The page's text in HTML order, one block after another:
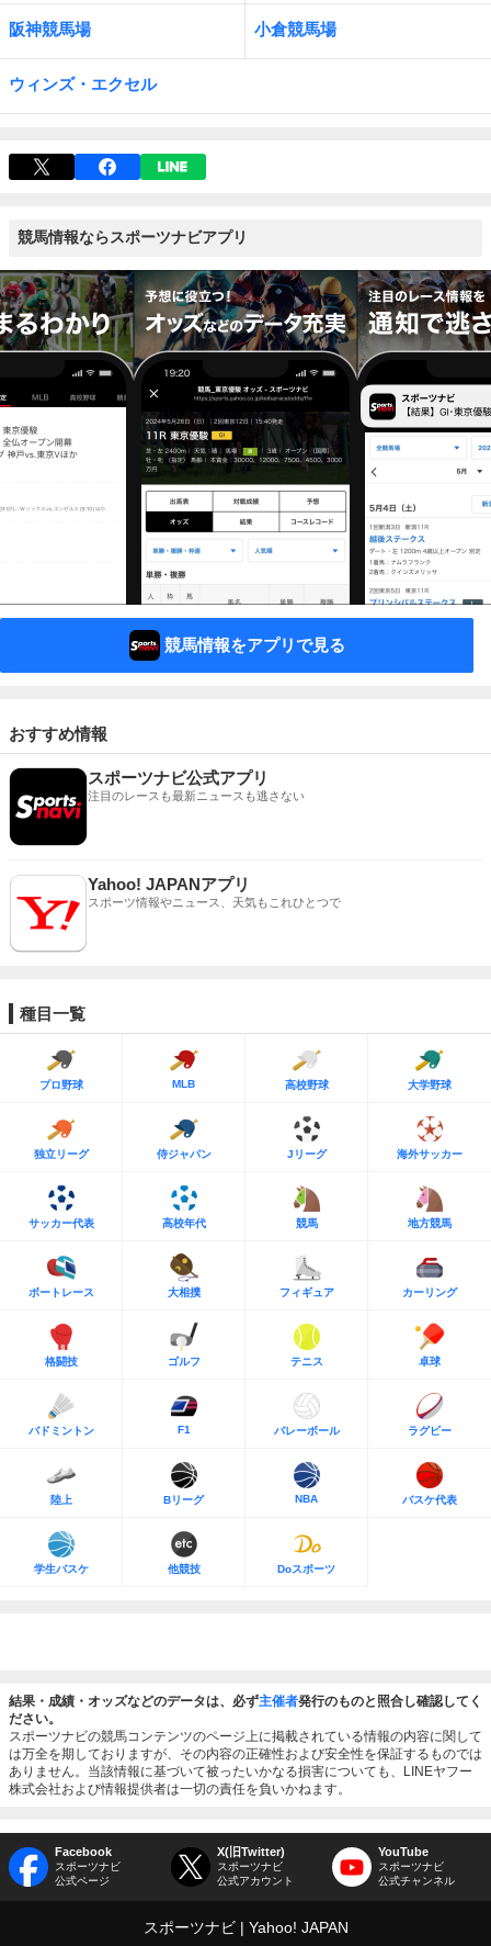
阪神競馬場 小倉競馬場
ウィンズ・エクセル
競馬情報ならスポーツナビアプリ
競馬情報をアプリで見る
おすすめ情報
スポーツナビ公式アプリ
注目のレースも最新ニュースも逃さない
Yahoo! JAPANアプリ
スポーツ情報やニュース、天気もこれひとつで
種目一覧
プロ野球 MLB 高校野球 大学野球
独立リーグ 侍ジャパン Jリーグ 海外サッカー
サッカー代表 高校年代 競馬 地方競馬
ボートレース 大相撲 フィギュア カーリング
格闘技 ゴルフ テニス 卓球
バドミントン F1 バレーボール ラグビー
陸上 Bリーグ NBA バスケ代表
学生バスケ 他競技 Doスポーツ
結果・成績・オッズなどのデータは、必ず主催者発行のものと照合し確認してく
ださい。
スポーツナビの競馬コンテンツのページ上に掲載されている情報の内容に関して
は万全を期しておりますが、その内容の正確性および安全性を保証するものでは
ありません。当該情報に基づいて被ったいかなる損害についても、LINEヤフー
株式会社および情報提供者は一切の責任を負いかねます。
Facebook
スポーツナビ
公式ページ
X(旧Twitter)
スポーツナビ
公式アカウント
YouTube
スポーツナビ
公式チャンネル
スポーツナビ Yahoo! JAPAN